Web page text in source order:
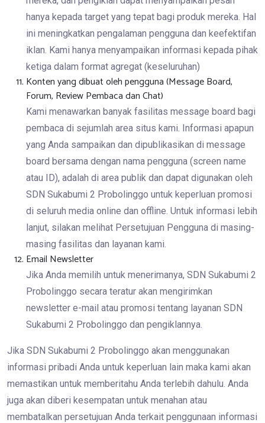
hanya kepada target yang tepat bagi produk mereka. Hal
ini meningkatkan pengalaman pengguna dan keefektifan
iklan. Kami hanya menyampaikan informasi kepada pihak
ketiga dalam format agregat (keseluruhan)
Konten yang dibuat oleh pengguna (Message Board,
Forum, Review Pembaca dan Chat)
Kami menawarkan banyak fasilitas message board bagi
pembaca di sejumlah area situs kami. Informasi apapun
yang Anda sampaikan dan dipublikasikan di message
board bersama dengan nama pengguna (screen name
atau ID), adalah di area publik dan dapat digunakan oleh
SDN Sukabumi 2 Probolinggo untuk keperluan promosi
di seluruh media online dan offline. Untuk informasi lebih
lanjut, silakan melihat Persetujuan Pengguna di masing-
masing fasilitas dan layanan kami.
Email Newsletter
Jika Anda memilih untuk menerimanya, SDN Sukabumi 2
Probolinggo secara teratur akan mengirimkan
newsletter e-mail atau promosi tentang layanan SDN
Sukabumi 2 Probolinggo dan pengiklannya.
Jika SDN Sukabumi 2 Probolinggo akan menggunakan
informasi pribadi Anda untuk keperluan lain maka kami akan
memastikan untuk memberitahu Anda terlebih dahulu. Anda
juga akan diberi kesempatan untuk menahan atau
membatalkan persetujuan Anda terkait penggunaan informasi